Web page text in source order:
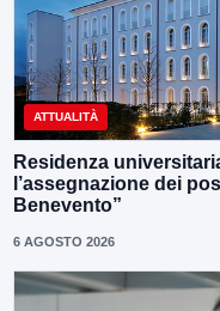
ATTUALITÀ
Residenza
l’assegnazione dei
Benevento”
6 AGOSTO 2026